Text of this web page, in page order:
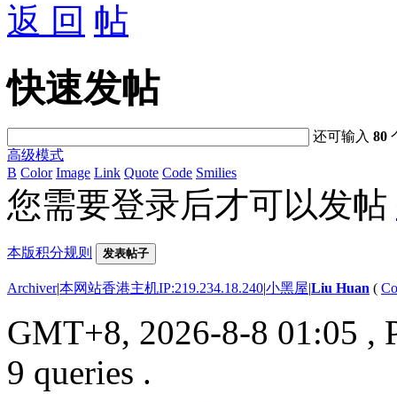
返 回
快速发帖
还可输入80
高级模式
B Color Image Link Quote Code Smilies
您需要登录后才可以发帖
本版积分规则 发表帖子
Archiver|本网站香港主机IP:219.234.18.240|小黑屋|Liu Huan (
GMT+8, 2026-8-8 01:05 ,
9 queries .